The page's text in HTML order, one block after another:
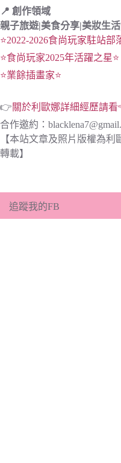
📍 創作領域
親子旅遊|美食分享|美妝生
⭐2022-2026食尚玩家駐站部
⭐食尚玩家2025年活躍之星⭐
⭐業餘插畫家⭐
👉關於利歐娜詳細經歷請
合作邀約：
【本站文章及照片版權為
轉載】
追蹤我的FB